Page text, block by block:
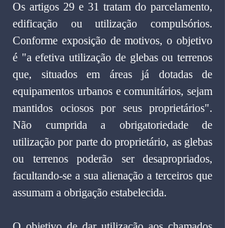
Os artigos 29 e 31 tratam do parcelamento,
edificação ou utilização compulsórios.
Conforme exposição de motivos, o objetivo
é "a efetiva utilização de glebas ou terrenos
que, situados em áreas já dotadas de
equipamentos urbanos e comunitários, sejam
mantidos ociosos por seus proprietários".
Não cumprida a obrigatoriedade de
utilização por parte do proprietário, as glebas
ou terrenos poderão ser desapropriados,
facultando-se a sua alienação a terceiros que
assumam a obrigação estabelecida.